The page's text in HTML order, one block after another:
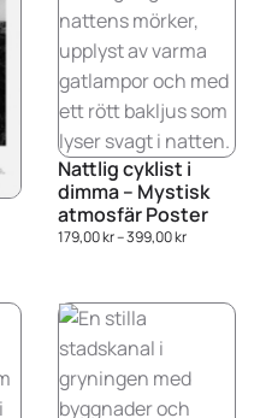
Nattlig cyklist i
dimma – Mystisk
atmosfär Poster
179,00kr–399,00kr